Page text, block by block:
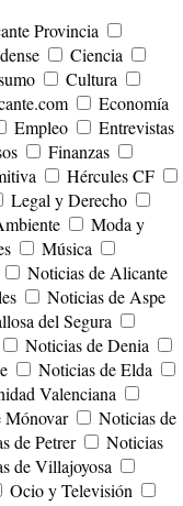
Provincia
Ciencia
Cultura
Economía
Empleo
Entrevistas
Finanzas
Hércules CF
Legal y Derecho
Moda y
Música
Noticias de Alicante
Noticias de Aspe
del Segura
Noticias de Denia
Noticias de Elda
Valenciana
Mónovar
Noticias de
de Petrer
Noticias
de Villajoyosa
Ocio y Televisión